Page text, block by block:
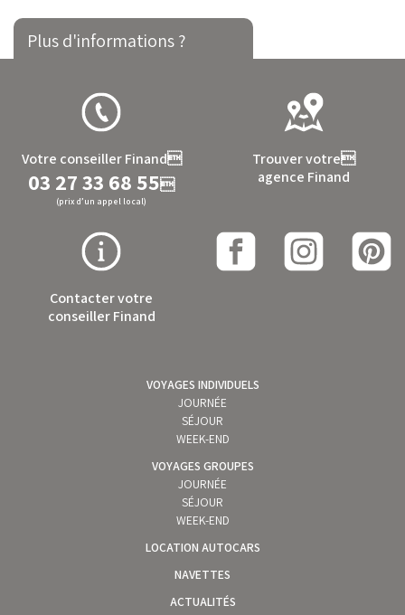
Plus d'informations ?
Votre conseiller Finand
03 27 33 68 55
(prix d’un appel local)
Trouver votre
agence Finand
Contacter votre
conseiller Finand
VOYAGES INDIVIDUELS
JOURNÉE
SÉJOUR
WEEK-END
VOYAGES GROUPES
JOURNÉE
SÉJOUR
WEEK-END
LOCATION AUTOCARS
NAVETTES
ACTUALITÉS